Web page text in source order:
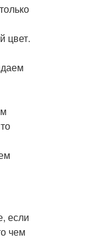
цвет.
если
чем